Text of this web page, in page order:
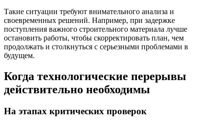
Такие ситуации требуют внимательного анализа и
своевременных решений. Например, при задержке
поступления важного строительного материала лучше
остановить работы, чтобы скорректировать план, чем
продолжать и столкнуться с серьезными проблемами в
будущем.
Когда технологические перерывы
действительно необходимы
На этапах критических проверок